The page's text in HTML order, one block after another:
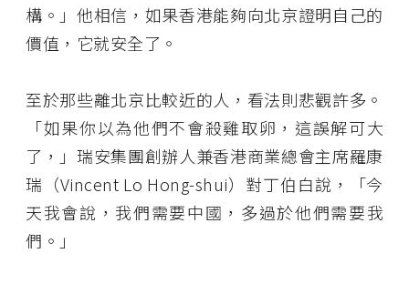
構。」他相信，如果香港能夠向北京證明自己的
價值，它就安全了。
至於那些離北京比較近的人，看法則悲觀許多。
「如果你以為他們不會殺雞取卵，這誤解可大
了，」瑞安集團創辦人兼香港商業總會主席羅康
瑞（Vincent Lo Hong-shui）對丁伯白說，「今
天我會說，我們需要中國，多過於他們需要我
們。」